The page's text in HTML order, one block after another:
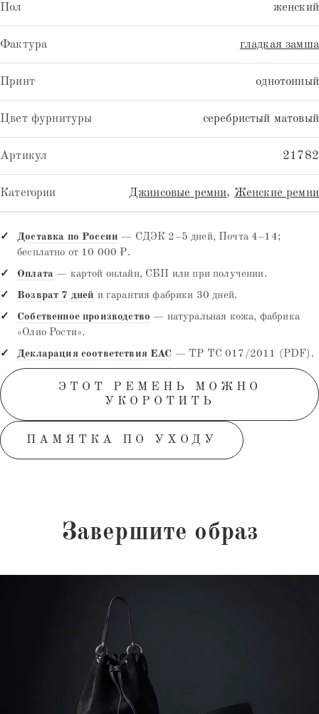
Пол женский
Фактура гладкая замша
Принт однотонный
Цвет фурнитуры серебристый матовый
Артикул 21782
Категории Джинсовые ремни, Женские ремни
Доставка по России — СДЭК 2–5 дней, Почта 4–14;
бесплатно от 10 000 ₽.
Оплата — картой онлайн, СБП или при получении.
Возврат 7 дней и гарантия фабрики 30 дней.
Собственное производство — натуральная кожа, фабрика
«Олио Рости».
Декларация соответствия EAC — ТР ТС 017/2011 (PDF).
ЭТОТ РЕМЕНЬ МОЖНО
УКОРОТИТЬ
ПАМЯТКА ПО УХОДУ
Завершите образ